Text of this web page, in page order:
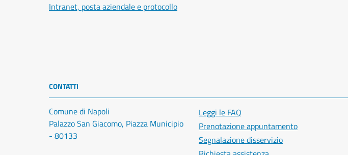
Intranet, posta aziendale e protocollo
CONTATTI
Comune di Napoli
Palazzo San Giacomo, Piazza Municipio
- 80133
Leggi le FAQ
Prenotazione appuntamento
Segnalazione disservizio